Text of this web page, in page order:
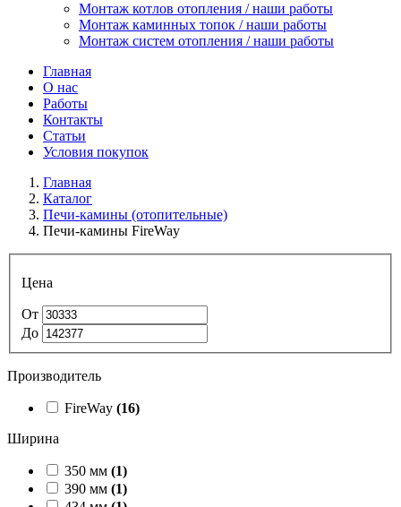
Монтаж котлов отопления / наши работы
Монтаж каминных топок / наши работы
Монтаж систем отопления / наши работы
Главная
О нас
Работы
Контакты
Статьи
Условия покупок
Главная
Каталог
Печи-камины (отопительные)
Печи-камины FireWay
Цена
От
До
Производитель
FireWay (16)
Ширина
350 мм (1)
390 мм (1)